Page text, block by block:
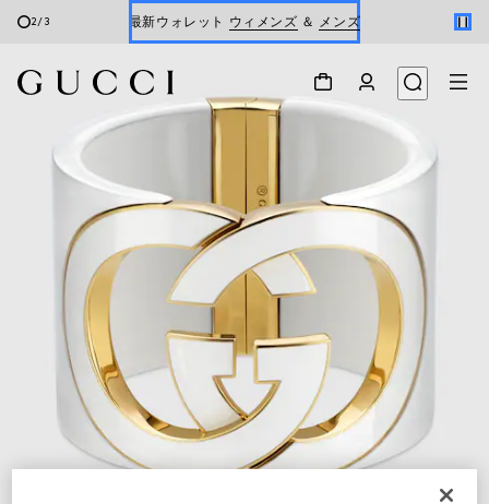
3/3 最新ウォレット ウィメンズ ＆ メンズ
オンライン限定 〔GGマーモント〕